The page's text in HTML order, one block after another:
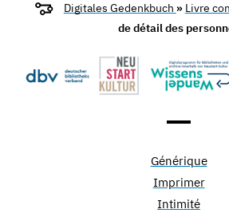
Digitales Gedenkbuch » Livre
de détail des
Générique
Imprimer
Intimité